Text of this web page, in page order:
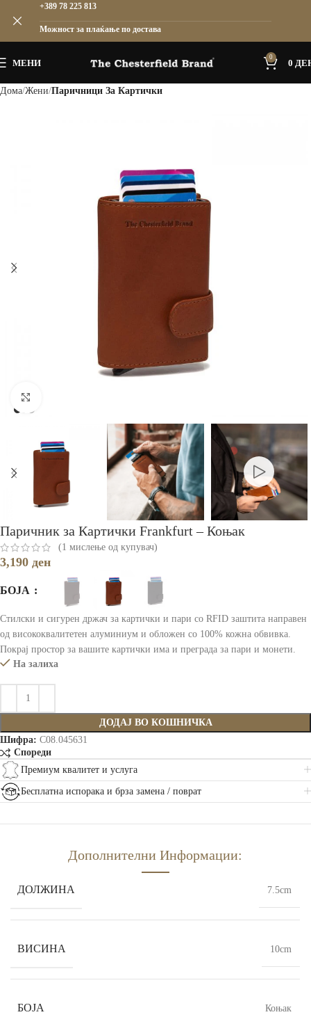
МЕНИ
0
0
Дома Жени Паричници За Картички
Паричник за Картички Frankfurt – Коњак
(1 мислење од купувач)
3,190 ден
БОЈА
Стилски и сигурен држач за картички и пари со RFID заштита направен
од висококвалитетен алуминиум и обложен со 100% кожна обвивка.
Покрај простор за вашите картички има и преграда за пари и монети.
На залиха
ДОДАЈ ВО КОШНИЧКА
Шифра: C08.045631
Спореди
Премиум квалитет и услуга
Бесплатна испорака и брза замена / поврат
Дополнителни Информации:
ДОЛЖИНА 7.5cm
ВИСИНА 10cm
БОЈА Коњак
+389 78 225 813
Можност за плаќање по достава